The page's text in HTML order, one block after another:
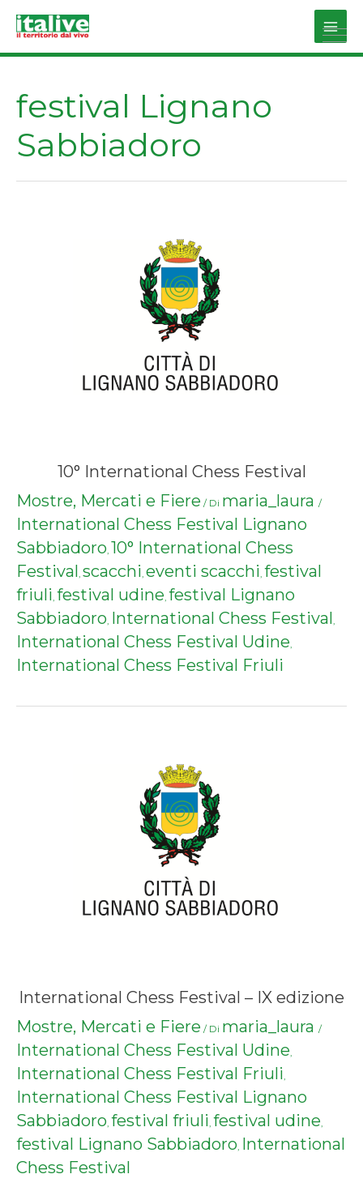
Main
festival Lignano
Sabbiadoro
10° International Chess Festival
Mostre, Mercati e Fiere / Di maria_laura /
International Chess Festival Lignano
Sabbiadoro, 10° International Chess
Festival , scacchi, eventi scacchi, festival
friuli, festival udine, festival Lignano
Sabbiadoro, International Chess Festival ,
International Chess Festival Udine,
International Chess Festival Friuli
International Chess Festival – IX edizione
Mostre, Mercati e Fiere / Di maria_laura /
International Chess Festival Udine,
International Chess Festival Friuli,
International Chess Festival Lignano
Sabbiadoro, festival friuli, festival udine,
festival Lignano Sabbiadoro, International
Chess Festival